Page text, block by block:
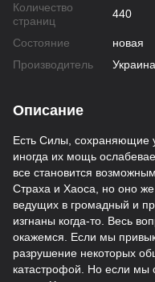
Количество
страниц
440
Состояние
новая
Производитель
Украина
Описание
Есть Силы, сохраняющие
иногда их мощь
все становится
Страха и Хаоса, но оно
ведущих в громадный и
изгнаны когда-то. Весь
окажемся. Если мы
разрушение некоторых
катастрофой. Но если мы